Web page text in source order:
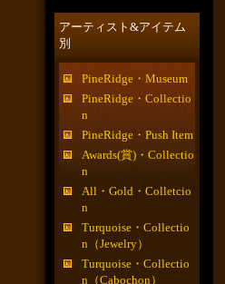
アーティスト&アイテム
別
PineRidge・Museum
PineRidge・Collectio
n
PineRidge・Push Item
Awards(賞)・Collectio
n
All・Gold・Colletcio
n
Turquoise・Collectio
n（Jewelry）
Turquoise・Collectio
n（Cabochon）